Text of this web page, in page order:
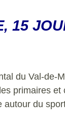
15
du Val-de-
primaires
du